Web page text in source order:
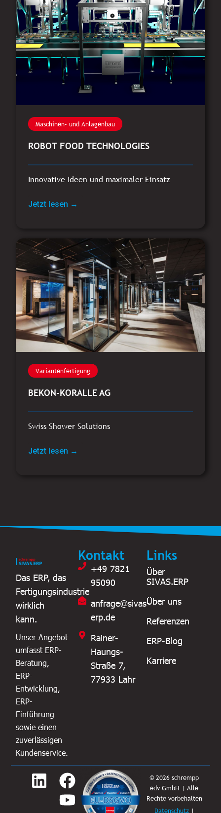
Maschinen- und Anlagenbau
ROBOT FOOD TECHNOLOGIES
Innovative Ideen und maximaler Einsatz
Jetzt lesen →
Variantenfertigung
BEKON-KORALLE AG
Swiss Shower Solutions
Jetzt lesen →
Das ERP, das
Fertigungsindustrie
wirklich
kann.
Unser Angebot
umfasst ERP-
Beratung,
ERP-
Entwicklung,
ERP-
Einführung
sowie einen
zuverlässigen
Kundenservice.
Kontakt
+49 7821
95090
anfrage@sivas-
erp.de
Rainer-
Haungs-
Straße 7,
77933 Lahr
Links
Über
SIVAS.ERP
Über uns
Referenzen
ERP-Blog
Karriere
© 2026 schrempp
edv GmbH | Alle
Rechte vorbehalten
Datenschutz|
L
F
a
Y
o